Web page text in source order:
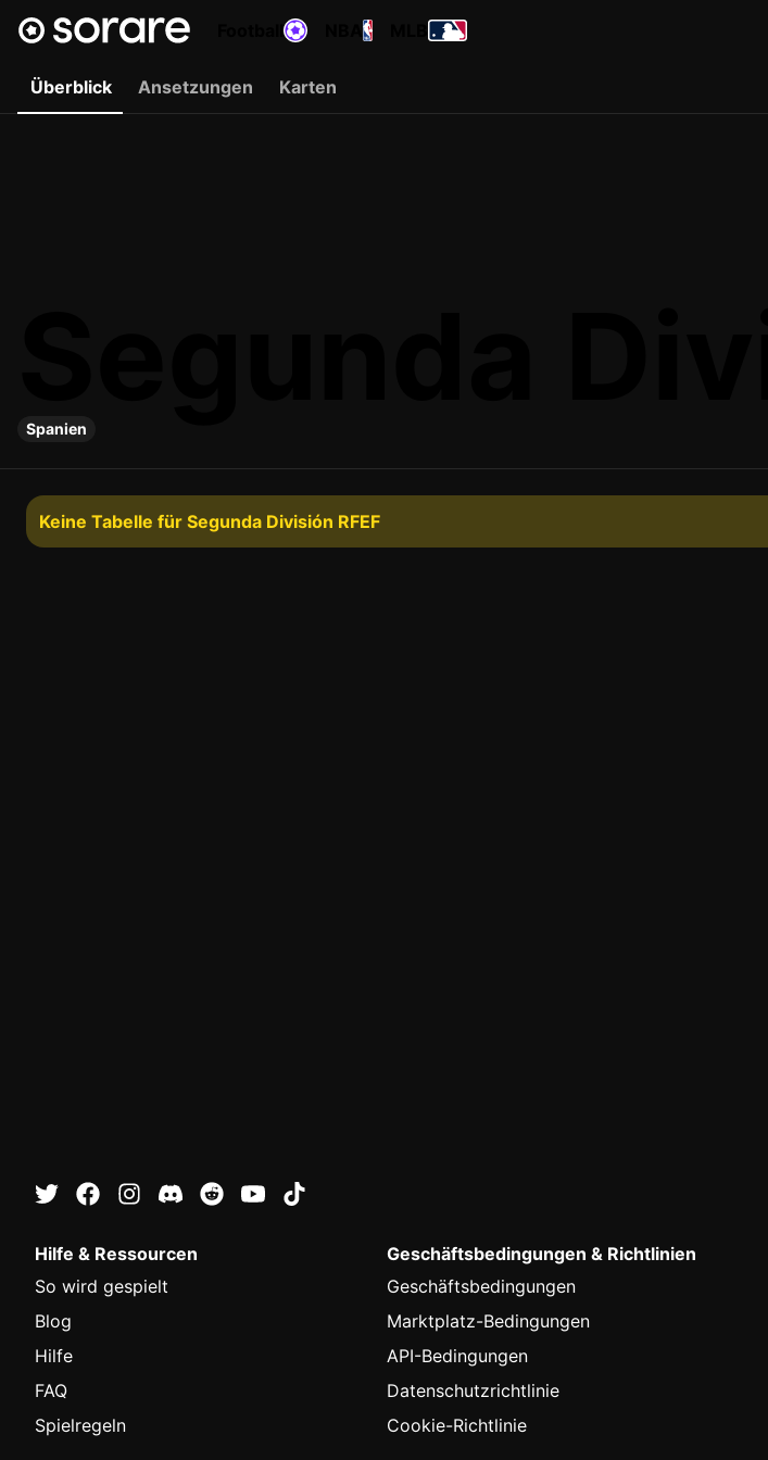
Überblick Ansetzungen Karten
Spanien
Keine Tabelle für Segunda División RFEF
Hilfe & Ressourcen
So wird gespielt
Blog
Hilfe
FAQ
Spielregeln
Geschäftsbedingungen & Richtlinien
Geschäftsbedingungen
Marktplatz-Bedingungen
API-Bedingungen
Datenschutzrichtlinie
Cookie-Richtlinie